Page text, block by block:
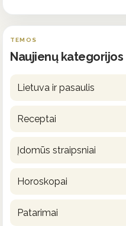
TEMOS
Naujienų kategorijos
Lietuva ir pasaulis
Receptai
Įdomūs straipsniai
Horoskopai
Patarimai